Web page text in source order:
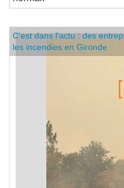
normal.
C'est dans l'actu : des
les incendies en Gironde